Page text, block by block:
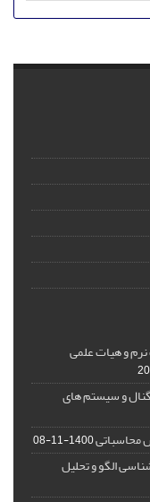
و هیات علمی
و سیستم های
محاسباتی1400-11-08
الگو و تحلیل